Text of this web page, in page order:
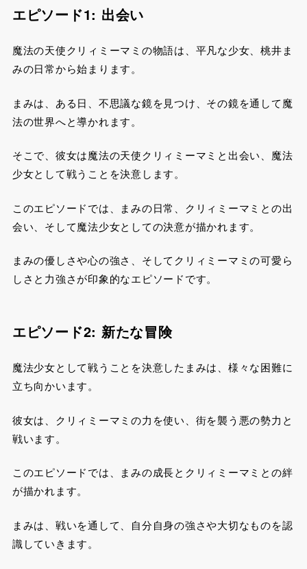
エピソード1: 出会い
魔法の天使クリィミーマミの物語は、平凡な少女、桃井ま
みの日常から始まります。
まみは、ある日、不思議な鏡を見つけ、その鏡を通して魔
法の世界へと導かれます。
そこで、彼女は魔法の天使クリィミーマミと出会い、魔法
少女として戦うことを決意します。
このエピソードでは、まみの日常、クリィミーマミとの出
会い、そして魔法少女としての決意が描かれます。
まみの優しさや心の強さ、そしてクリィミーマミの可愛ら
しさと力強さが印象的なエピソードです。
エピソード2: 新たな冒険
魔法少女として戦うことを決意したまみは、様々な困難に
立ち向かいます。
彼女は、クリィミーマミの力を使い、街を襲う悪の勢力と
戦います。
このエピソードでは、まみの成長とクリィミーマミとの絆
が描かれます。
まみは、戦いを通して、自分自身の強さや大切なものを認
識していきます。